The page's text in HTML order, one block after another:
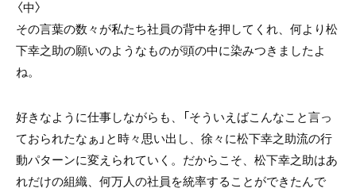
〈中〉
その言葉の数々が私たち社員の背中を押してくれ、何より松
下幸之助の願いのようなものが頭の中に染みつきましたよ
ね。
好きなように仕事しながらも、「そういえばこんなこと言っ
ておられたなぁ」と時々思い出し、徐々に松下幸之助流の行
動パターンに変えられていく。だからこそ、松下幸之助はあ
れだけの組織、何万人の社員を統率することができたんで